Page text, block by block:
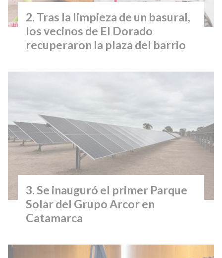
Tras la limpieza de un basural,
los vecinos de El Dorado
recuperaron la plaza del barrio
Se inauguró el primer Parque
Solar del Grupo Arcor en
Catamarca